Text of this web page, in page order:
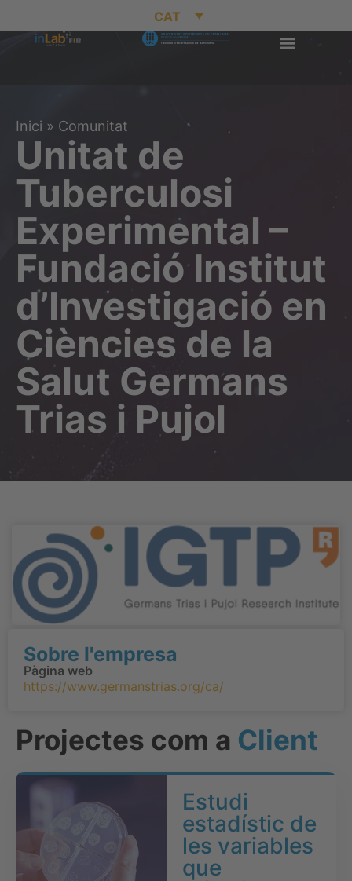
CAT
Inici » Comunitat
Unitat de
Tuberculosi
Experimental –
Fundació Institut
d’Investigació en
Ciències de la
Salut Germans
Trias i Pujol
Projectes com a Client
Estudi
estadístic de
les variables
que
Sobre l'empresa
Pàgina web
https://www.germanstrias.org/ca/